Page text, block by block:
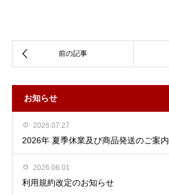
お知らせ
2026.07.27
2026年 夏季休業及び商品発送のご案内
2026.06.01
利用規約改定のお知らせ